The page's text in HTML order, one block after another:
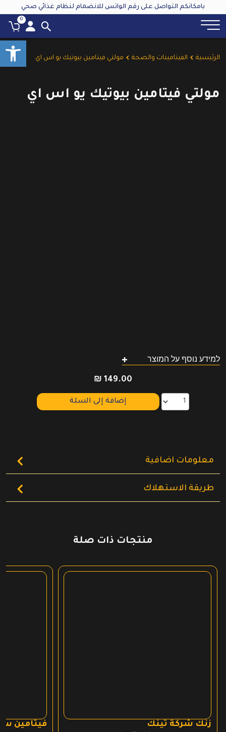
بامكانكم التواصل على رقم الواتس للانضمام لنظام غذائي صحي
0
الرئيسية الفيتامينات والصحة مولتي فيتامين بيوتيك يو اس اي
مولتي فيتامين بيوتيك يو اس اي
למידע נוסף על המוצר
₪ 149.00
إضافة إلى السلة
معلومات اضافية
طريقة الاستهلاك
منتجات ذات صلة
زنك شركة تينك فيتامين